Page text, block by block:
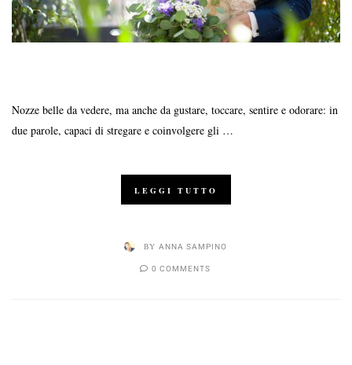
Nozze belle da vedere, ma anche da gustare, toccare, sentire e odorare: in
due parole, capaci di stregare e coinvolgere gli …
LEGGI TUTTO
BY ANNA SAMPINO
0 COMMENTS